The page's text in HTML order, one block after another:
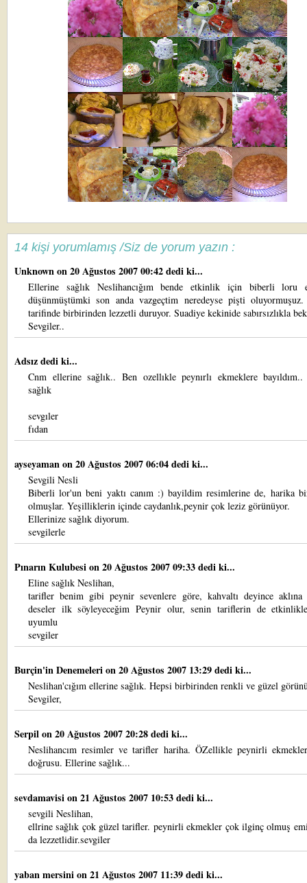
14 kişi yorumlamış /Siz de yorum yazın :
Unknownon 20 Ağustos 2007 00:42 dedi ki...
Ellerine sağlık Neslihancığım bende etkinlik için biberli loru
düşünmüştümki son anda vazgeçtim neredeyse pişti
tarifinde birbirinden lezzetli duruyor. Suadiye kekinide sabırsızlıkla
Sevgiler..
Adsız dedi ki...
Cnm ellerine sağlık.. Ben ozellıkle peynırlı ekmeklere bayıldım..
sağlık
sevgıler
fıdan
ayseyamanon 20 Ağustos 2007 06:04 dedi ki...
Sevgili Nesli
Biberli lor'un beni yaktı canım :) bayildim resimlerine de, harika
olmuşlar. Yeşilliklerin içinde caydanlık,peynir çok leziz görünüyor.
Ellerinize sağlık diyorum.
sevgilerle
Pınarın Kulubesion 20 Ağustos 2007 09:33 dedi ki...
Eline sağlık Neslihan,
tarifler benim gibi peynir sevenlere göre, kahvaltı deyince
deseler ilk söyleyeceğim Peynir olur, senin tariflerin de
uyumlu
sevgiler
Burçin'in Denemelerion 20 Ağustos 2007 13:29 dedi ki...
Neslihan'cığım ellerine sağlık. Hepsi birbirinden renkli ve güzel
Sevgiler,
Serpilon 20 Ağustos 2007 20:28 dedi ki...
Neslihancım resimler ve tarifler hariha. ÖZellikle peynirli
doğrusu. Ellerine sağlık...
sevdamavision 21 Ağustos 2007 10:53 dedi ki...
sevgili Neslihan,
ellrine sağlık çok güzel tarifler. peynirli ekmekler çok ilginç olmuş
da lezzetlidir.sevgiler
yaban mersinion 21 Ağustos 2007 11:39 dedi ki...